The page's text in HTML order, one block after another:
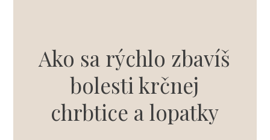
Ako sa rýchlo zbavíš
bolesti krčnej
chrbtice a lopatky